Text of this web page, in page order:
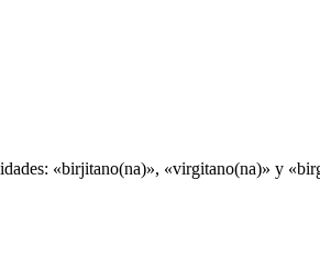
«birjitano(na)», «virgitano(na)» y